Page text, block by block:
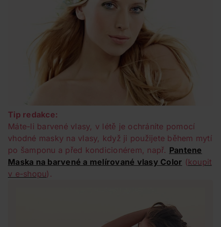
Tip redakce:
Máte-li barvené vlasy, v létě je ochráníte pomocí
vhodné masky na vlasy, když ji použijete během mytí
po šamponu a před kondicionérem, např. Pantene
Maska na barvené a melírované vlasy Color (koupit
v e-shopu).